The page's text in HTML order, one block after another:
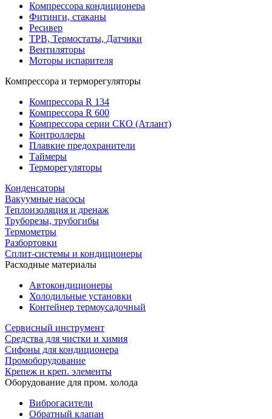
Компрессора кондиционера
Фитинги, стаканы
Ресивер
ТРВ, Термостаты, Датчики
Вентиляторы
Моторы испарителя
Компрессора и терморегуляторы
Компрессора R 134
Компрессора R 600
Компрессора серии СКО (Атлант)
Контроллеры
Плавкие предохранители
Таймеры
Терморегуляторы
Конденсаторы
Вакуумные насосы
Теплоизоляция и дренаж
Труборезы, трубогибы
Термометры
Разбортовки
Сплит-системы и кондиционеры
Расходные материалы
Автокондиционеры
Холодильные установки
Контейнер термоусадочный
Сервисный инструмент
Средства для чистки и химия
Сифоны для кондиционера
Промоборудование
Крепеж и креп. элементы
Оборудование для пром. холода
Виброгасители
Обратный клапан